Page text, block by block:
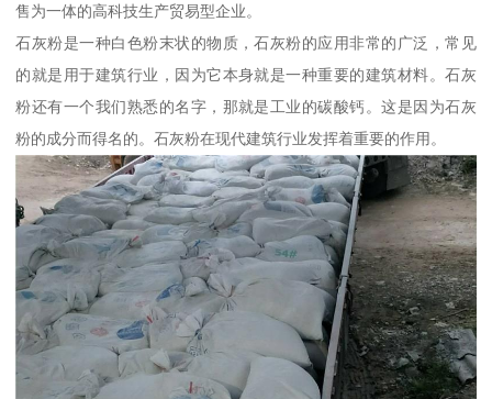
售为一体的高科技生产贸易型企业。
石灰粉是一种白色粉末状的物质，石灰粉的应用非常的广泛，常见
的就是用于建筑行业，因为它本身就是一种重要的建筑材料。石灰
粉还有一个我们熟悉的名字，那就是工业的碳酸钙。这是因为石灰
粉的成分而得名的。石灰粉在现代建筑行业发挥着重要的作用。